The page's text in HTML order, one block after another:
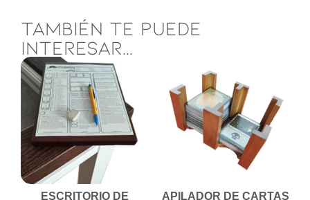
TAMBIÉN TE PUEDE
INTERESAR...
ESCRITORIO DE
APILADOR DE CARTAS